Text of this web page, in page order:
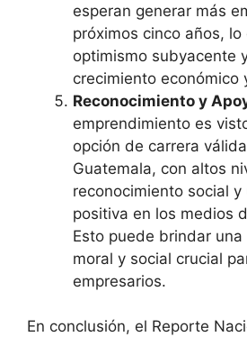
esperan generar más
próximos cinco años,
optimismo subyacente
crecimiento económico
Reconocimiento y
emprendimiento es
opción de carrera
Guatemala, con altos
reconocimiento social y
positiva en los medios
Esto puede brindar
moral y social crucial
empresarios.
En conclusión, el Reporte